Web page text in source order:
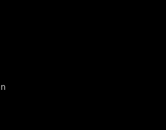
des Handels mit All-in-One-
Management und